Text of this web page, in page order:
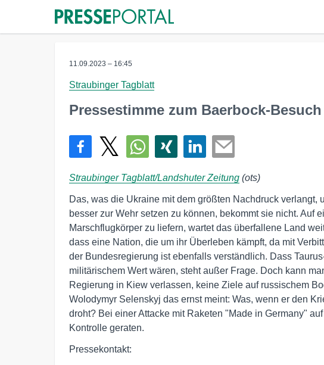
11.09.2023 – 16:45
Straubinger Tagblatt
Pressestimme zum Baerbock-
Straubinger Tagblatt/Landshuter Zeitung (ots)
Das, was die Ukraine mit dem größten Nachdruck verlangt,
besser zur Wehr setzen zu können, bekommt sie nicht. Auf
Marschflugkörper zu liefern, wartet das überfallene Land
dass eine Nation, die um ihr Überleben kämpft, da mit
der Bundesregierung ist ebenfalls verständlich. Dass
militärischem Wert wären, steht außer Frage. Doch kann
Regierung in Kiew verlassen, keine Ziele auf russischem
Wolodymyr Selenskyj das ernst meint: Was, wenn er den
droht? Bei einer Attacke mit Raketen "Made in Germany"
Kontrolle geraten.
Pressekontakt: